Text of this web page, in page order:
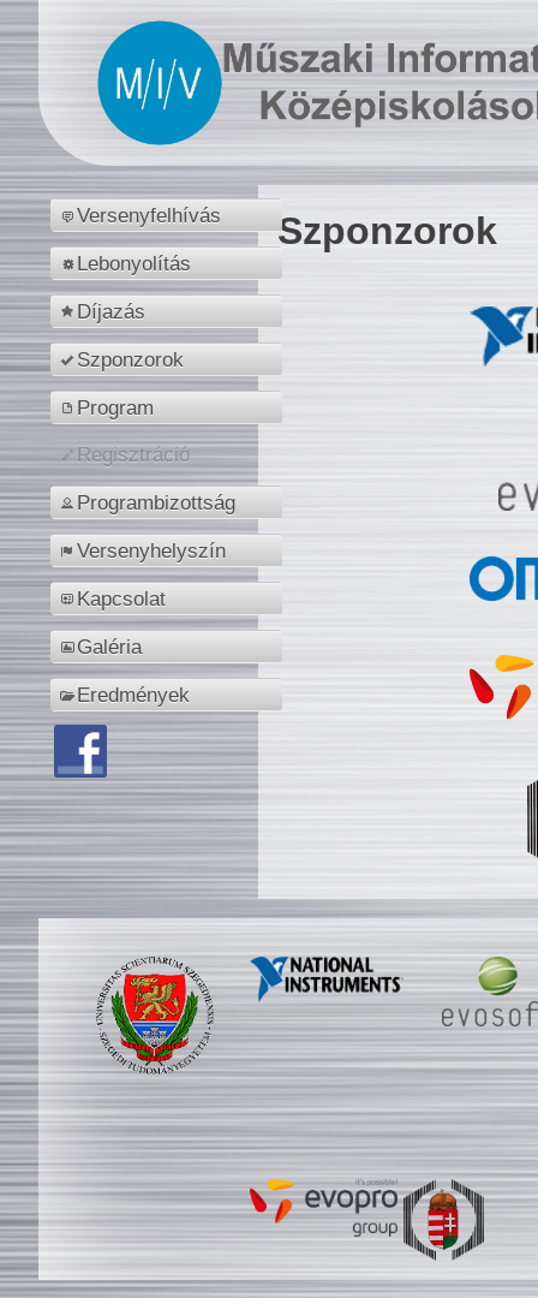
Versenyfelhívás
Lebonyolítás
Díjazás
Szponzorok
Program
Regisztráció
Programbizottság
Versenyhelyszín
Kapcsolat
Galéria
Eredmények
Szponzorok